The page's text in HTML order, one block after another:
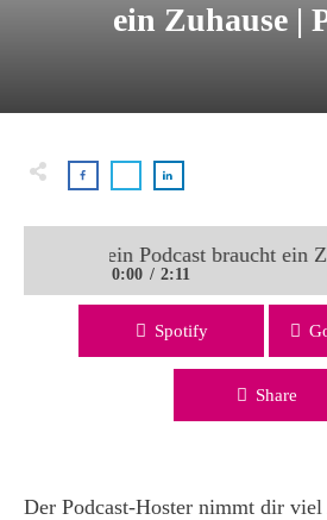
ein Zuhause |
von 24: Dein Podcast braucht ein
0:00 2:11
18 von 24: Dein Podcast braucht ein
Spotify
Share
Der Podcast-Hoster nimmt dir